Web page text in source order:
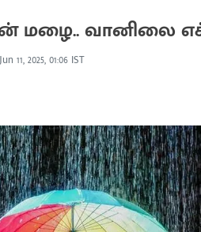
மழை.. வானிலை
Jun 11, 2025, 01:06 IST